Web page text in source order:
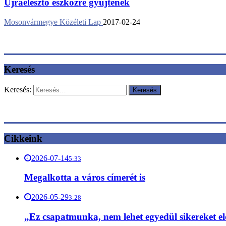
Újraélesztő eszközre gyűjtenek
Mosonvármegye Közéleti Lap 2017-02-24
Keresés
Keresés:
Cikkeink
2026-07-145:33
Megalkotta a város címerét is
2026-05-293:28
„Ez csapatmunka, nem lehet egyedül sikereket